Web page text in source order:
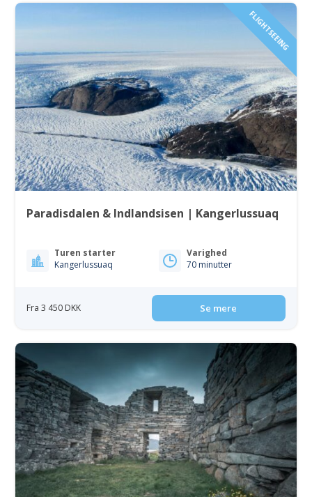
FLIGHTSEEING
Paradisdalen & Indlandsisen | Kangerlussuaq
Turen starter
Kangerlussuaq
Varighed
70 minutter
Fra 3 450 DKK Se mere